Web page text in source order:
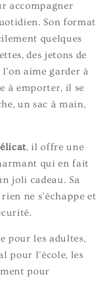
accompagner
Son format
quelques
des jetons de
aime garder à
à emporter, il se
un sac à main,
, il offre une
qui en fait
joli cadeau. Sa
ne s’échappe et
pour les adultes,
pour l’école, les
pour